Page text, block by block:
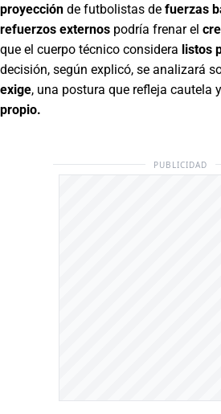
proyección de futbolistas de fuerzas
refuerzos externos podría frenar el
que el cuerpo técnico considera listos
decisión, según explicó, se analizará
exige, una postura que refleja cautela
propio.
PUBLICIDAD